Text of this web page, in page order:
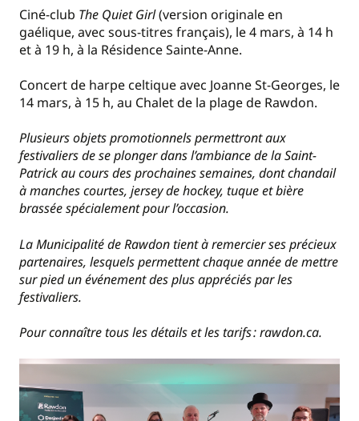
Ciné-club The Quiet Girl(version originale en
gaélique, avec sous-titres français), le 4 mars, à 14 h
et à 19 h, à la Résidence Sainte-Anne.
Concert de harpe celtique avec Joanne St-Georges, le
14 mars, à 15 h, au Chalet de la plage de Rawdon.
Plusieurs objets promotionnels permettront aux
festivaliers de se plonger dans l’ambiance de la Saint-
Patrick au cours des prochaines semaines, dont chandail
à manches courtes, jersey de hockey, tuque et bière
brassée spécialement pour l’occasion.
La Municipalité de Rawdon tient à remercier ses précieux
partenaires, lesquels permettent chaque année de mettre
sur pied un événement des plus appréciés par les
festivaliers.
Pour connaître tous les détails et les tarifs : rawdon.ca.